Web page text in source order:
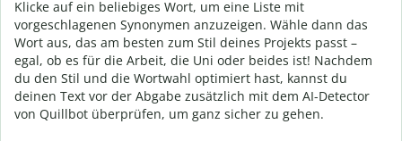
Klicke auf ein beliebiges Wort, um eine Liste mit
vorgeschlagenen Synonymen anzuzeigen. Wähle dann das
Wort aus, das am besten zum Stil deines Projekts passt –
egal, ob es für die Arbeit, die Uni oder beides ist! Nachdem
du den Stil und die Wortwahl optimiert hast, kannst du
deinen Text vor der Abgabe zusätzlich mit dem AI-Detector
von Quillbot überprüfen, um ganz sicher zu gehen.